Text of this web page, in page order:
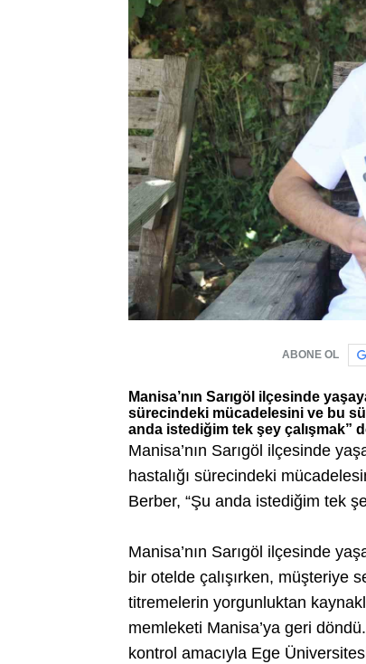
ABONE OL
Manisa’nın Sarıgöl ilçesinde
sürecindeki mücadelesini ve bu
anda istediğim tek şey çalışmak”
Manisa’nın Sarıgöl ilçesinde
hastalığı sürecindeki
Berber, “Şu anda istediğim tek
Manisa’nın Sarıgöl ilçesinde
bir otelde çalışırken, müşteriye
titremelerin yorgunluktan
memleketi Manisa’ya geri
kontrol amacıyla Ege